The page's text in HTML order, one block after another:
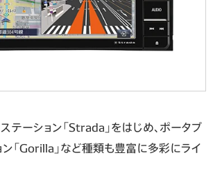
テーション「Strada」をはじめ、ポータブ
「Gorilla」など種類も豊富に多彩にライ